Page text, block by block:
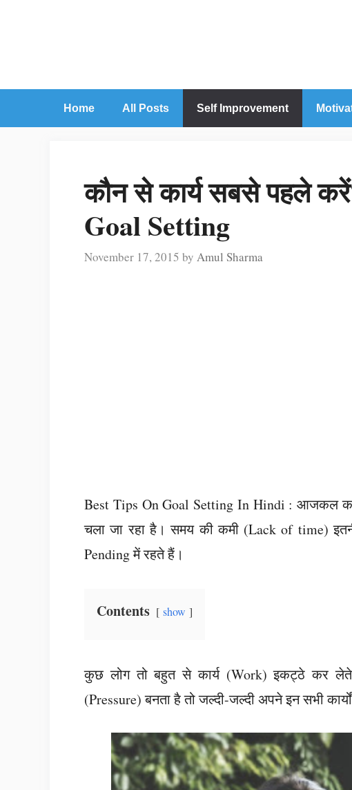
Home All Posts Self Improvement
कौन से कार्य सबसे पहले
Goal Setting
November 17, 2015 by Amul Sharma
Best Tips On Goal Setting In Hindi : आजकल का
चला जा रहा है। समय की कमी (Lack of time)
Pending में रहते हैं।
Contents show
कुछ लोग तो बहुत से कार्य (Work) इकट्ठे कर
(Pressure) बनता है तो जल्दी-जल्दी अपने इन सभी